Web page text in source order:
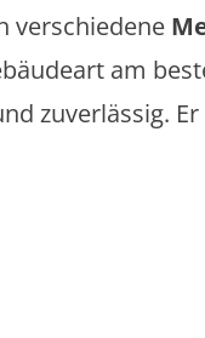
verschiedene
am
zuverlässig.